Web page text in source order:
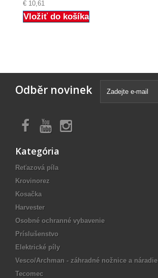
€ 10,61
Vložiť do košíka
Odběr novinek
Kategória
Reťazová píla
Krovinorez
Kosačka
Harvester
Osobné ochranné vybavenie
Príslušenstvo
Elektrické píly
Vesco/Archman - záhradné nožnice a náradie
Tecomec